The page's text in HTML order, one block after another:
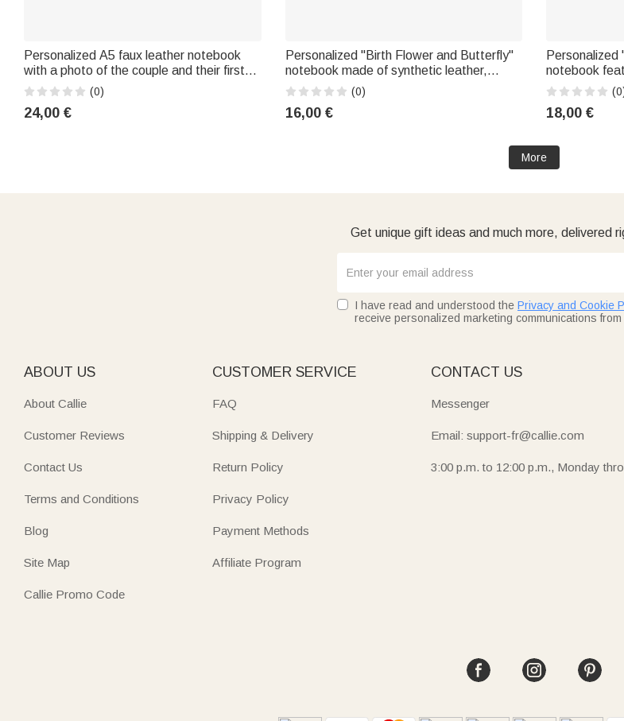
Personalized A5 faux leather notebook
with a photo of the couple and their first
names – A gift for everyday use,
birthdays, wedding anniversaries, or
weddings for couples
(0)
24,00 €
Personalized "Birth Flower and Butterfly"
notebook made of synthetic leather,
available in A5 and A6 sizes, with the year
printed on it — The perfect gift for book
lovers, book clubs, and
(0)
16,00 €
Personalized
notebook
with name,
perfect
enthusiasts
18,00 €
More
Get unique gift ideas and much more, delivered
I have read and understood the Privacy and Cookie
receive personalized marketing communications from
ABOUT US
About Callie
Customer Reviews
Contact Us
Terms and Conditions
Blog
Site Map
Callie Promo Code
CUSTOMER SERVICE
FAQ
Shipping & Delivery
Return Policy
Privacy Policy
Payment Methods
Affiliate Program
CONTACT US
Messenger
Email: support-fr@callie.com
3:00 p.m. to 12:00 p.m., Monday